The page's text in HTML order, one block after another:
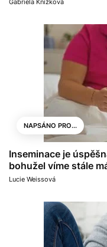
NAPSÁNO PRO...
Inseminace je
bohužel víme stále
Lucie Weissová